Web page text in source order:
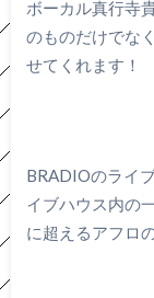
ボーカル真行寺
のものだけでな
せてくれます！
BRADIOのライ
イブハウス内の
に超えるアフロ